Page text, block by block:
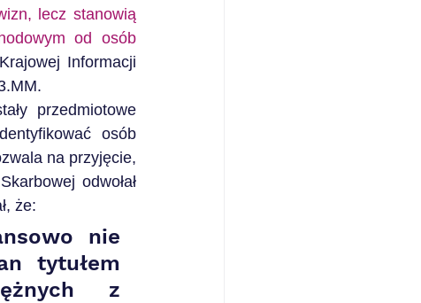
lecz stanowią
od osób
Informacji
przedmiotowe
osób
na przyjęcie,
odwołał
że:
nie
tytułem
z